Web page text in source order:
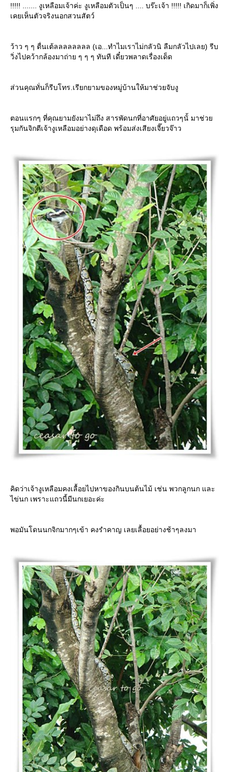
!!!!! ....... งูเหลือมเจ้าค่ะ งูเหลือมตัวเป็นๆ .... บร๊ะเจ้า !!!!! เกิดมาก็เพิ่ง
เคยเห็นตัวจริงนอกสวนสัตว์
ว้าว ๆ ๆ ตื่นเต้ลลลลลลลล (เอ...ทำไมเราไม่กลัวนิ ลืมกลัวไปเลย) รีบ
วิ่งไปคว้ากล้องมาถ่าย ๆ ๆ ๆ ทันที เดี๋ยวพลาดเรื่องเด็ด
ส่วนคุณทั่นก็รีบโทร.เรียกยามของหมู่บ้านให้มาช่วยจับงู
ตอนแรกๆ ที่คุณยามยังมาไม่ถึง สารพัดนกที่อาศัยอยู่แถวๆนั้ มาช่ว
รุมกันจิกตีเจ้างูเหลือมอย่างดุเดือด พร้อมส่งเสียงเจี๊ยวจ๊าว
คิดว่าเจ้างูเหลือมคงเลื้อยไปหาของกินบนต้นไม้ เช่น พวกลูกนก และ
ไข่นก เพราะแถวนี้มีนกเยอะค่ะ
พอมันโดนนกจิกมากๆเข้า คงรำคาญ เลยเลื้อยอย่างช้าๆลงมา